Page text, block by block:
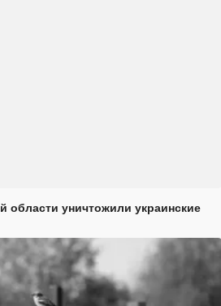
области уничтожили украинские